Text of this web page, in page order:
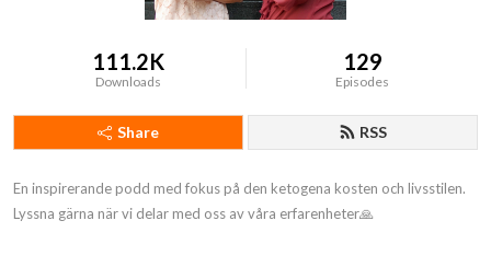
111.2K
Downloads
129
Episodes
Share RSS
En inspirerande podd med fokus på den ketogena kosten och livsstilen.
Lyssna gärna när vi delar med oss av våra erfarenheter🙏